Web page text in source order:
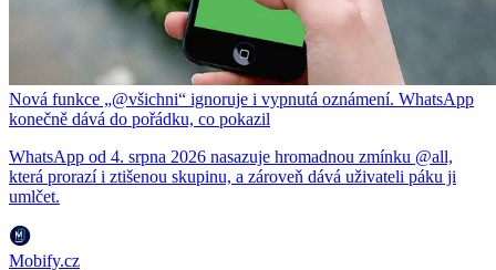
Nová funkce „@všichni“ ignoruje i vypnutá oznámení. WhatsApp
konečně dává do pořádku, co pokazil
WhatsApp od 4. srpna 2026 nasazuje hromadnou zmínku @all,
která prorazí i ztišenou skupinu, a zároveň dává uživateli páku ji
umlčet.
Mobify.cz